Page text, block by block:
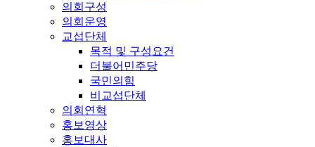
의회구성
의회운영
교섭단체
목적 및 구성요건
더불어민주당
국민의힘
비교섭단체
의회연혁
홍보영상
홍보대사